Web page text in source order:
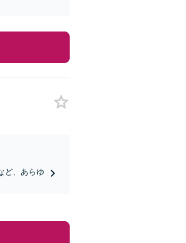
ど、あらゆ